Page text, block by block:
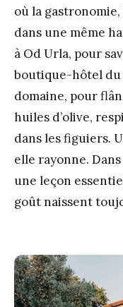
où la
dans une même
à Od Urla, pour
boutique-hôtel du
domaine, pour
huiles d’olive,
dans les figuiers.
elle rayonne.
une leçon
goût naissent